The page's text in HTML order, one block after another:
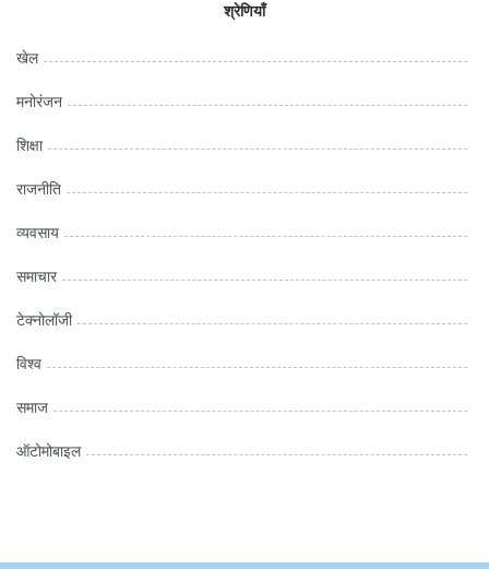
श्रेणियाँ
खेल
मनोरंजन
शिक्षा
राजनीति
व्यवसाय
समाचार
टेक्नोलॉजी
विश्व
समाज
ऑटोमोबाइल